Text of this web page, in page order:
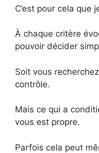
C’est pour cela que
À chaque critère
pouvoir décider
Soit vous
contrôle.
Mais ce qui a
vous est propre.
Parfois cela peut